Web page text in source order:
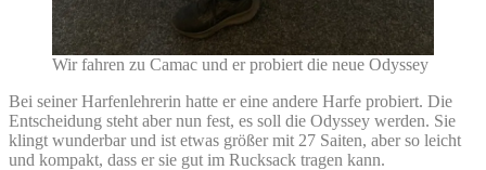
Wir fahren zu Camac und er probiert die neue Odyssey
Bei seiner Harfenlehrerin hatte er eine andere Harfe probiert. Die
Entscheidung steht aber nun fest, es soll die Odyssey werden. Sie
klingt wunderbar und ist etwas größer mit 27 Saiten, aber so leicht
und kompakt, dass er sie gut im Rucksack tragen kann.